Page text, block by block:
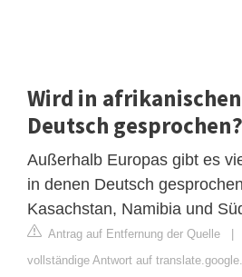
Wird in
Deutsch gesprochen?
Außerhalb Europas gibt es
in denen Deutsch
Kasachstan, Namibia und
Antrag auf Entfernung der Quelle
vollständige Antwort auf